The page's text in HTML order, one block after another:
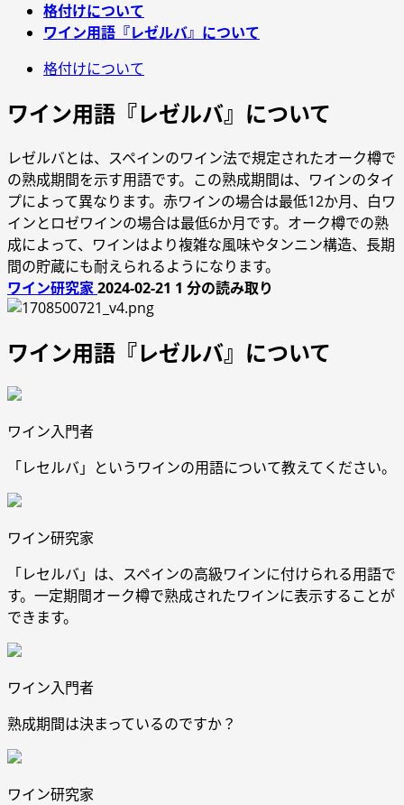
格付けについて
ワイン用語『レゼルバ』について
格付けについて
ワイン用語『レゼルバ』について
レゼルバとは、スペインのワイン法で規定されたオーク樽で
の熟成期間を示す用語です。この熟成期間は、ワインのタイ
プによって異なります。赤ワインの場合は最低12か月、白ワ
インとロゼワインの場合は最低6か月です。オーク樽での熟
成によって、ワインはより複雑な風味やタンニン構造、長期
間の貯蔵にも耐えられるようになります。
ワイン研究家2024-02-21 1 分の読み取り
ワイン用語『レゼルバ』について
ワイン入門者
「レセルバ」というワインの用語について教えてください。
ワイン研究家
「レセルバ」は、スペインの高級ワインに付けられる用語で
す。一定期間オーク樽で熟成されたワインに表示することが
できます。
ワイン入門者
熟成期間は決まっているのですか？
ワイン研究家